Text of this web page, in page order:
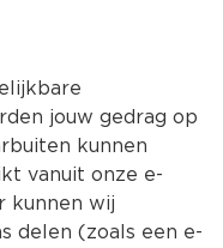
Kies jouw
jouw gedrag op
kunnen
vanuit onze e-
kunnen wij
delen (zoals een e-